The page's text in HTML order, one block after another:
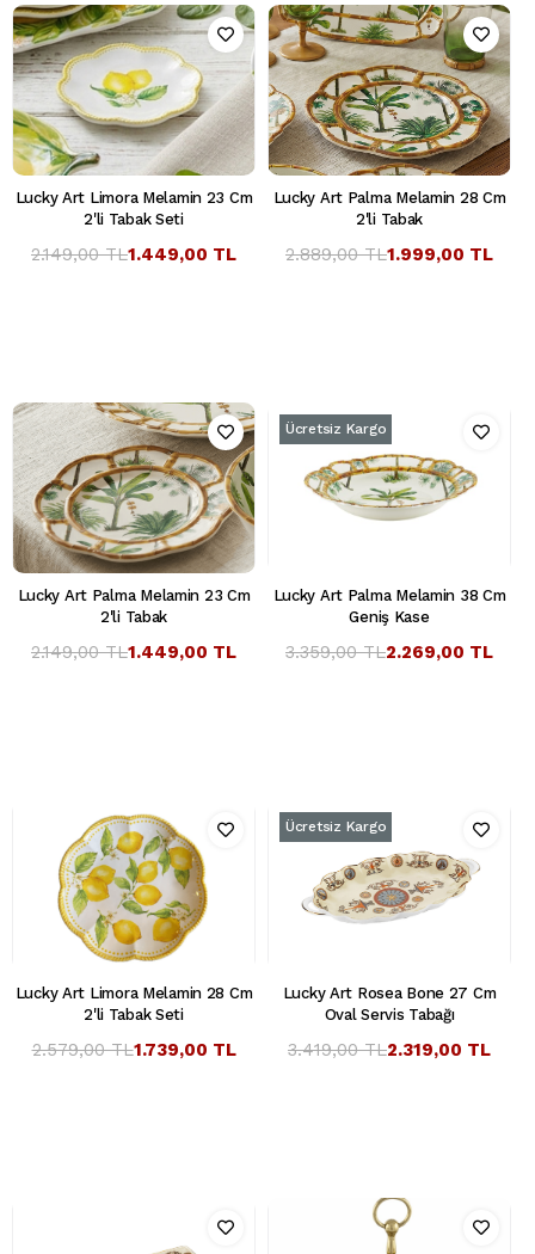
Lucky Art Limora Melamin 23 Cm
2'li Tabak Seti
1.449,00 TL
2.149,00 TL
Lucky Art Palma Melamin 28 Cm
2'li Tabak
1.999,00 TL
2.889,00 TL
Lucky Art Palma Melamin 23 Cm
2'li Tabak
1.449,00 TL
2.149,00 TL
Lucky Art Palma Melamin 38 Cm
Geniş Kase
2.269,00 TL
3.359,00 TL
Ücretsiz Kargo
Lucky Art Limora Melamin 28 Cm
2'li Tabak Seti
1.739,00 TL
2.579,00 TL
Lucky Art Rosea Bone 27 Cm
Oval Servis Tabağı
2.319,00 TL
3.419,00 TL
Ücretsiz Kargo